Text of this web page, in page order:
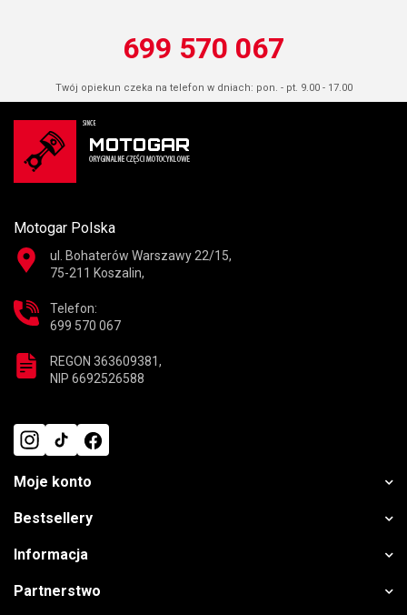
699 570 067
Twój opiekun czeka na telefon w dniach: pon. - pt. 9.00 - 17.00
Motogar Polska
ul. Bohaterów Warszawy 22/15,
75-211 Koszalin,
Telefon:
699 570 067
REGON 363609381,
NIP 6692526588
Moje konto
Bestsellery
Informacja
Partnerstwo